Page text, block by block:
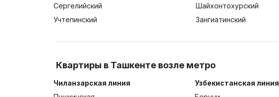
Сергелийский
Шайхонтохурский
Учтепинский
Зангиатинский
Квартиры в Ташкенте возле метро
Чиланзарская линия
Узбекистанская линия